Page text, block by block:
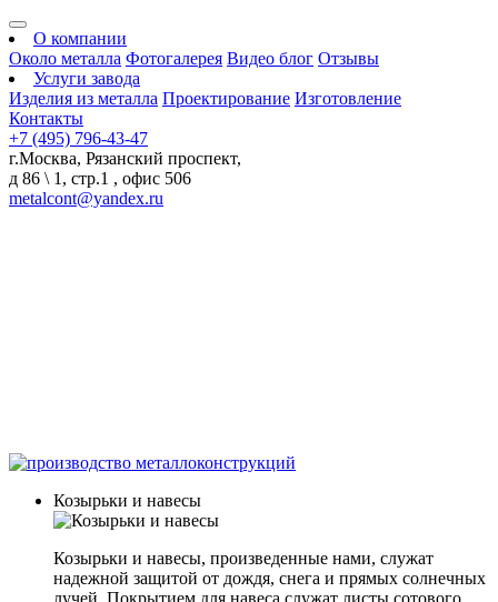
О компании
Около металла Фотогалерея Видео блог Отзывы
Услуги завода
Изделия из металла Проектирование Изготовление
Контакты
+7 (495) 796-43-47
г.Москва, Рязанский проспект,
д 86 \ 1, стр.1 , офис 506
metalcont@yandex.ru
Козырьки и навесы
Козырьки и навесы, произведенные нами, служат
надежной защитой от дождя, снега и прямых солнечных
лучей. Покрытием для навеса служат листы сотового